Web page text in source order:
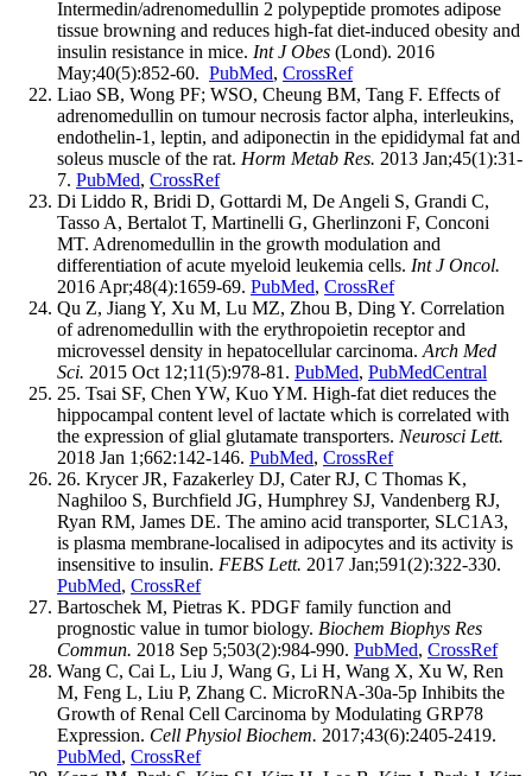
Intermedin/adrenomedullin 2 polypeptide promotes adipose
tissue browning and reduces high-fat diet-induced obesity and
insulin resistance in mice. Int J Obes (Lond). 2016
May;40(5):852-60. PubMed, CrossRef
Liao SB, Wong PF; WSO, Cheung BM, Tang F. Effects of
adrenomedullin on tumour necrosis factor alpha, interleukins,
endothelin-1, leptin, and adiponectin in the epididymal fat and
soleus muscle of the rat. Horm Metab Res. 2013 Jan;45(1):31-
7. PubMed, CrossRef
Di Liddo R, Bridi D, Gottardi M, De Angeli S, Grandi C,
Tasso A, Bertalot T, Martinelli G, Gherlinzoni F, Conconi
MT. Adrenomedullin in the growth modulation and
differentiation of acute myeloid leukemia cells. Int J Oncol.
2016 Apr;48(4):1659-69. PubMed, CrossRef
Qu Z, Jiang Y, Xu M, Lu MZ, Zhou B, Ding Y. Correlation
of adrenomedullin with the erythropoietin receptor and
microvessel density in hepatocellular carcinoma. Arch Med
Sci. 2015 Oct 12;11(5):978-81. PubMed, PubMedCentral
25. Tsai SF, Chen YW, Kuo YM. High-fat diet reduces the
hippocampal content level of lactate which is correlated with
the expression of glial glutamate transporters. Neurosci Lett.
2018 Jan 1;662:142-146. PubMed, CrossRef
26. Krycer JR, Fazakerley DJ, Cater RJ, C Thomas K,
Naghiloo S, Burchfield JG, Humphrey SJ, Vandenberg RJ,
Ryan RM, James DE. The amino acid transporter, SLC1A3,
is plasma membrane-localised in adipocytes and its activity is
insensitive to insulin. FEBS Lett. 2017 Jan;591(2):322-330.
PubMed, CrossRef
Bartoschek M, Pietras K. PDGF family function and
prognostic value in tumor biology. Biochem Biophys Res
Commun. 2018 Sep 5;503(2):984-990. PubMed, CrossRef
Wang C, Cai L, Liu J, Wang G, Li H, Wang X, Xu W, Ren
M, Feng L, Liu P, Zhang C. MicroRNA-30a-5p Inhibits the
Growth of Renal Cell Carcinoma by Modulating GRP78
Expression. Cell Physiol Biochem. 2017;43(6):2405-2419.
PubMed, CrossRef